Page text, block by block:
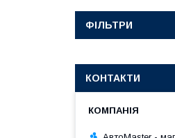
ФІЛЬТРИ
КОНТАКТИ